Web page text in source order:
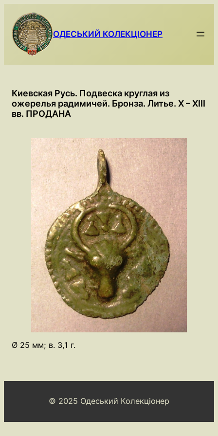
content
ОДЕСЬКИЙ КОЛЕКЦІОНЕР
Киевская Русь. Подвеска круглая из
ожерелья радимичей. Бронза. Литье. X – XIII
вв. ПРОДАНА
Ø 25 мм; в. 3,1 г.
© 2025 Одеський Колекціонер